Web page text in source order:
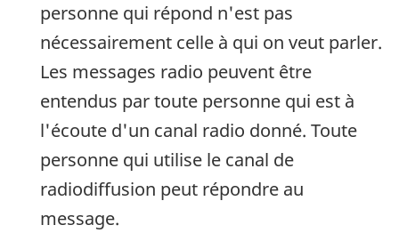
personne qui répond n'est pas
nécessairement celle à qui on veut parler.
Les messages radio peuvent être
entendus par toute personne qui est à
l'écoute d'un canal radio donné. Toute
personne qui utilise le canal de
radiodiffusion peut répondre au
message.